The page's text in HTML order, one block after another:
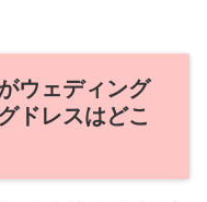
ウェディング
ドレスはどこ